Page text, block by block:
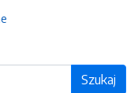
Szukaj